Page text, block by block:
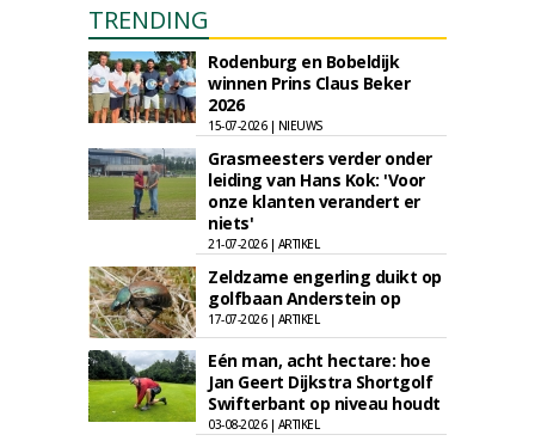
TRENDING
Rodenburg en Bobeldijk
winnen Prins Claus Beker
2026
15-07-2026 | NIEUWS
Grasmeesters verder onder
leiding van Hans Kok: 'Voor
onze klanten verandert er
niets'
21-07-2026 | ARTIKEL
Zeldzame engerling duikt op
golfbaan Anderstein op
17-07-2026 | ARTIKEL
Eén man, acht hectare: hoe
Jan Geert Dijkstra Shortgolf
Swifterbant op niveau houdt
03-08-2026 | ARTIKEL